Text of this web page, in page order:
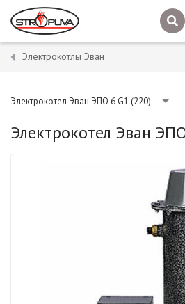
Электрокотлы Эван
Электрокотел Эван ЭПО 6 G1 (220)
Электрокотел Эван